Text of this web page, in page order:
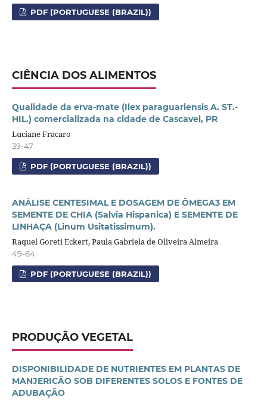
PDF (PORTUGUESE (BRAZIL))
CIÊNCIA DOS ALIMENTOS
Qualidade da erva-mate (Ilex paraguariensis A. ST.-
HIL.) comercializada na cidade de Cascavel, PR
Luciane Fracaro
39-47
PDF (PORTUGUESE (BRAZIL))
ANÁLISE CENTESIMAL E DOSAGEM DE ÔMEGA3 EM
SEMENTE DE CHIA (Salvia Hispanica) E SEMENTE DE
LINHAÇA (Linum Usitatissimum).
Raquel Goreti Eckert, Paula Gabriela de Oliveira Almeira
49-64
PDF (PORTUGUESE (BRAZIL))
PRODUÇÃO VEGETAL
DISPONIBILIDADE DE NUTRIENTES EM PLANTAS DE
MANJERICÃO SOB DIFERENTES SOLOS E FONTES DE
ADUBAÇÃO